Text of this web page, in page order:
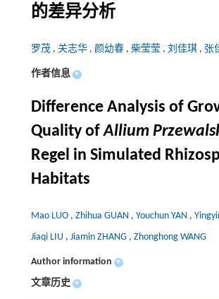
的差异分析
罗茂 , 关志华 , 颜幼春 , 柴莹莹 , 刘佳琪 , 张
作者信息 +
Difference Analysis of
Quality ofAllium
Regel in Simulated
Habitats
Mao LUO , Zhihua GUAN , Youchun YAN ,
Jiaqi LIU , Jiamin ZHANG , Zhonghong WANG
Author information +
文章历史 +